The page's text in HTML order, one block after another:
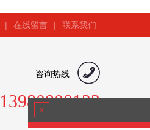
| 在线留言 | 联系我们
咨询热线
13980808123
x